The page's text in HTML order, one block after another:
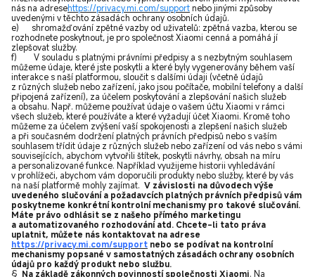
nás na adresehttps://privacy.mi.com/support nebo jinými způsoby
uvedenými v těchto zásadách ochrany osobních údajů.
e) shromažďování zpětné vazby od uživatelů: zpětná vazba, kterou se
rozhodnete poskytnout, je pro společnost Xiaomi cenná a pomáhá jí
zlepšovat služby.
f) V souladu s platnými právními předpisy a s nezbytným souhlasem
můžeme údaje, které jste poskytli a které byly vygenerovány během vaší
interakce s naší platformou, sloučit s dalšími údaji (včetně údajů
z různých služeb nebo zařízení, jako jsou počítače, mobilní telefony a další
připojená zařízení), za účelem poskytování a zlepšování našich služeb
a obsahu. Např. můžeme používat údaje o vašem účtu Xiaomi v rámci
všech služeb, které používáte a které vyžadují účet Xiaomi. Kromě toho
můžeme za účelem zvýšení vaší spokojenosti a zlepšení našich služeb
a při současném dodržení platných právních předpisů nebo s vaším
souhlasem třídit údaje z různých služeb nebo zařízení od vás nebo s vámi
souvisejících, abychom vytvořili štítek, poskytli návrhy, obsah na míru
a personalizované funkce. Například využijeme historii vyhledávání
v prohlížeči, abychom vám doporučili produkty nebo služby, které by vás
na naší platformě mohly zajímat. V závislosti na důvodech výše
uvedeného slučování a požadavcích platných právních předpisů vám
poskytneme konkrétní kontrolní mechanismy pro takové slučování.
Máte právo odhlásit se z našeho přímého marketingu
a automatizovaného rozhodování atd. Chcete-li tato práva
uplatnit, můžete nás kontaktovat na adrese
https://privacy.mi.com/support nebo se podívat na kontrolní
mechanismy popsané v samostatných zásadách ochrany osobních
údajů pro každý produkt nebo službu.
§ Na základě zákonných povinností společnosti Xiaomi. Na